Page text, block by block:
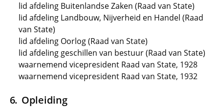
lid afdeling Buitenlandse Zaken (Raad van State)
lid afdeling Landbouw, Nijverheid en Handel (Raad
van State)
lid afdeling Oorlog (Raad van State)
lid afdeling geschillen van bestuur (Raad van State)
waarnemend vicepresident Raad van State, 1928
waarnemend vicepresident Raad van State, 1932
Opleiding